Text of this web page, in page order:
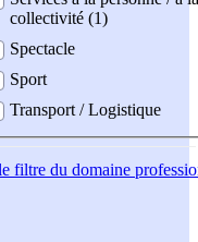
collectivité (1)
Spectacle
Sport
Transport / Logistique
filtre du domaine